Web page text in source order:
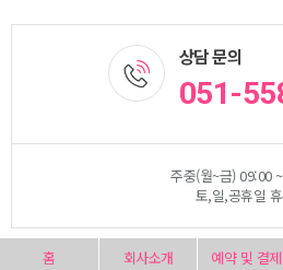
상담 문의
051-
주중(월~금) 09:00
토,일,공휴일
홈 회사소개 예약 및 결제